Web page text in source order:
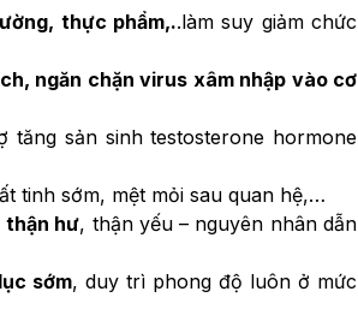
thực phẩm,..làm suy giảm chức
ngăn chặn virus xâm nhập vào cơ
tăng sản sinh testosterone hormone
tinh sớm, mệt mỏi sau quan hệ,…
thận hư, thận yếu – nguyên nhân dẫn
sớm, duy trì phong độ luôn ở mức